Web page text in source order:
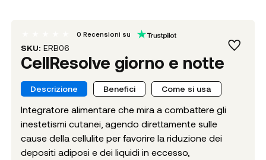
SKU: ERB06
CellResolve giorno e notte
0 Recensioni su
Descrizione Benefici Come si usa
Integratore alimentare che mira a combattere gli
inestetismi cutanei, agendo direttamente sulle
cause della cellulite per favorire la riduzione dei
depositi adiposi e dei liquidi in eccesso,